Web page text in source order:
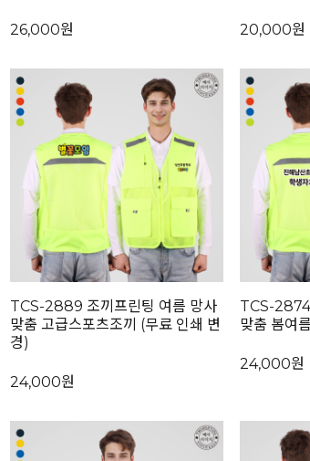
26,000원 20,000원
TCS-2889 조끼프린팅 여름 망사
맞춤 고급스포츠조끼 (무료 인쇄 변
경)
24,000원
TCS-2874
맞춤 봄여
24,000원